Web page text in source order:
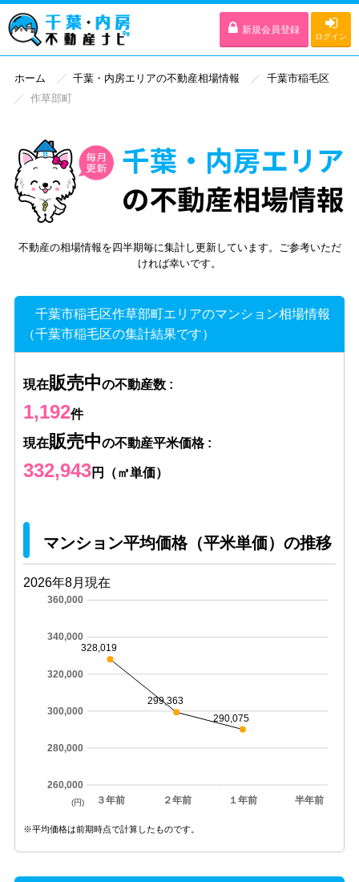
新規会員登録
ログイン
ホーム 千葉・内房エリアの不動産相場情報
千葉市稲毛区
作草部町
不動産の相場情報を四半期毎に集計し更新しています。ご参考いただ
ければ幸いです。
千葉市稲毛区作草部町エリアのマンション相場情報
（千葉市稲毛区の集計結果です）
現在販売中の不動産数 :
1,192件
現在販売中の不動産平米価格 :
332,943円（㎡単価）
マンション平均価格（平米単価）の推移
2026年8月現在
３年前 ２年前 １年前 半年前
260,000
280,000
300,000
320,000
340,000
360,000
328,019
299,363
290,075
(円)
※平均価格は前期時点で計算したものです。